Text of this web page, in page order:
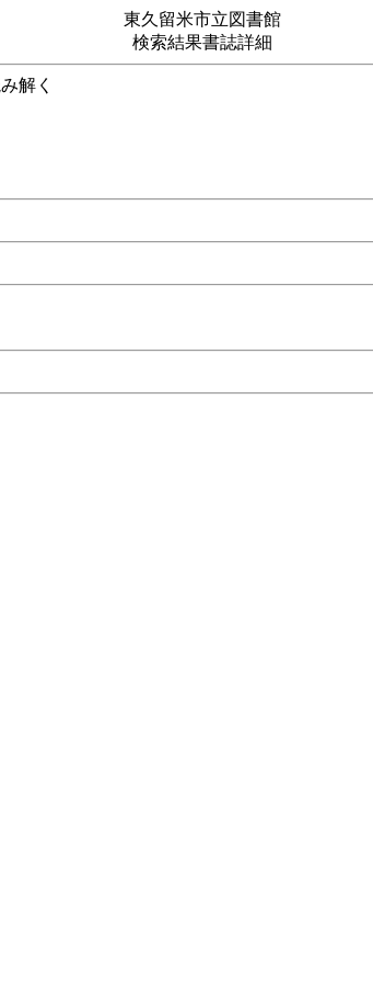
東久留米市立図書館
検索結果書誌詳細
院選を読み解く